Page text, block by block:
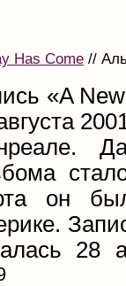
Has Come //
«A
он
28